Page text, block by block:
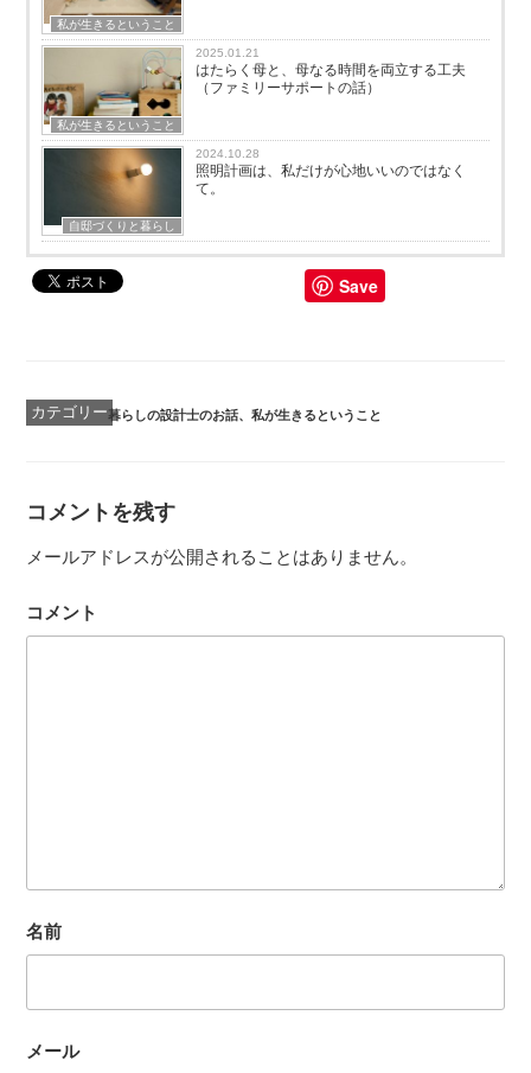
私が生きるということ
私が生きるということ
2025.01.21
はたらく母と、母なる時間を両立する工夫
（ファミリーサポートの話）
自邸づくりと暮らし
2024.10.28
照明計画は、私だけが心地いいのではなく
て。
Save
カ
暮らしの設計士のお話、 私が生きるということ
コメントを残す
メールアドレスが公開されることはありません。
コメント
名前
メール